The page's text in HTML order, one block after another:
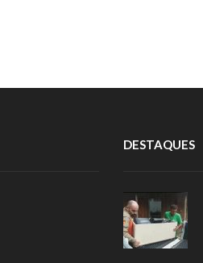
DESTAQUES